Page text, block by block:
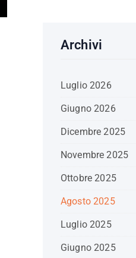
Archivi
Luglio 2026
Giugno 2026
Dicembre 2025
Novembre 2025
Ottobre 2025
Agosto 2025
Luglio 2025
Giugno 2025